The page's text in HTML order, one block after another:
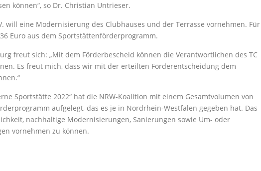
können“, so Dr. Christian Untrieser.
will eine Modernisierung des Clubhauses und der Terrasse vornehmen. Für
Euro aus dem Sportstättenförderprogramm.
freut sich: „Mit dem Förderbescheid können die Verantwortlichen des TC
Es freut mich, dass wir mit der erteilten Förderentscheidung dem
Sportstätte 2022“ hat die NRW-Koalition mit einem Gesamtvolumen von
aufgelegt, das es je in Nordrhein-Westfalen gegeben hat. Das
nachhaltige Modernisierungen, Sanierungen sowie Um- oder
vornehmen zu können.